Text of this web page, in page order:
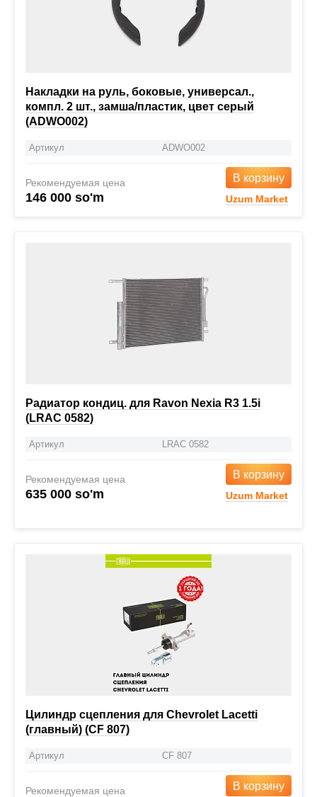
Накладки на руль, боковые, универсал.,
компл. 2 шт., замша/пластик, цвет серый
(ADWO002)
Артикул ADWO002
Рекомендуемая цена
146 000 so'm
В корзину
Uzum Market
Радиатор кондиц. для Ravon Nexia R3 1.5i
(LRAC 0582)
Артикул LRAC 0582
Рекомендуемая цена
635 000 so'm
В корзину
Uzum Market
Цилиндр сцепления для Chevrolet Lacetti
(главный) (CF 807)
Артикул CF 807
Рекомендуемая цена В корзину